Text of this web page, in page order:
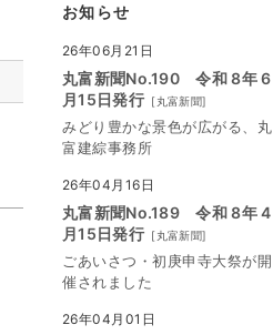
お知らせ
26年06月21日
丸富新聞No.190 令和 8年 6
月15日発行 [丸富新聞]
みどり豊かな景色が広がる、丸
富建綜事務所
26年04月16日
丸富新聞No.189 令和 8年 4
月15日発行 [丸富新聞]
ごあいさつ・初庚申寺大祭が開
催されました
26年04月01日